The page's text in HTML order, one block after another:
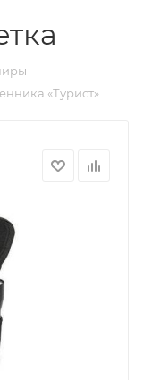
K-
—
«Турист»